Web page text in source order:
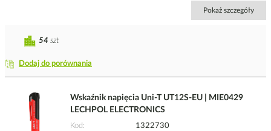
Pokaż szczegóły
Dodaj do porównania
54 szt
Wskaźnik napięcia Uni-T UT12S-EU | MIE0429
LECHPOL ELECTRONICS
Kod
1322730